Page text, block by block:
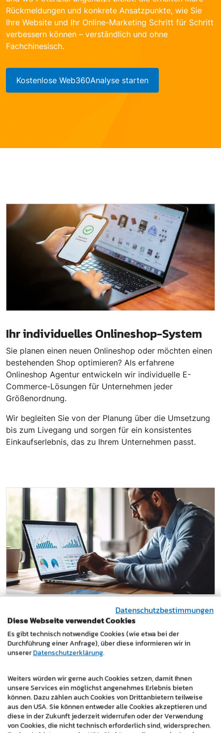
Rückmeldungen und konkrete Ansatzpunkte, wie Sie
Ihre Website und Ihr Online-Marketing Schritt für Schritt
verbessern können – verständlich und ohne
Fachchinesisch.
Kostenlose Web360Analyse starten
Ihr individuelles Onlineshop-System
Sie planen einen neuen Onlineshop oder möchten einen
bestehenden Shop optimieren? Als erfahrene
Onlineshop Agentur entwickeln wir individuelle E-
Commerce-Lösungen für Unternehmen jeder
Größenordnung.
Wir begleiten Sie von der Planung über die Umsetzung
bis zum Livegang und sorgen für ein konsistentes
Einkaufserlebnis, das zu Ihrem Unternehmen passt.
Online-Marketing für Ihren Onlineshop
Ein professioneller Onlineshop entfaltet seinen Nutzen
erst, wenn er auch gefunden wird. Wir unterstützen Sie
beim Online-Marketing und schaffen die technischen
Sichtbarkeit.
Suchmaschinen-Traffic, saubere Strukturen und
relevante Inhalte stehen dabei im Fokus. In einem
unverbindlichen Erstgespräch zeigen wir Ihnen
Datenschutzbestimmungen
Diese Webseite verwendet Cookies
Es gibt technisch notwendige Cookies (wie etwa bei der
Durchführung einer Anfrage), über diese informieren wir in
unsererDatenschutzerklärung.
Weiters würden wir gerne auch Cookies setzen, damit Ihnen
unsere Services ein möglichst angenehmes Erlebnis bieten
können. Dazu zählen auch Cookies von Drittanbietern teilweise
aus den USA. Sie können entweder alle Cookies akzeptieren und
diese in der Zukunft jederzeit widerrufen oder der Verwendung
von Cookies, die nicht technisch erforderlich sind, widersprechen.